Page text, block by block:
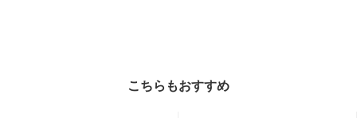
こちらもおすすめ